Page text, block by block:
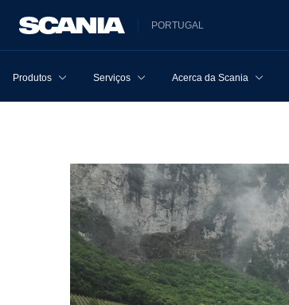
PORTUGAL
Produtos Serviços Acerca da Scania